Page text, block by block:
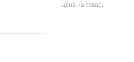
цена на товар.